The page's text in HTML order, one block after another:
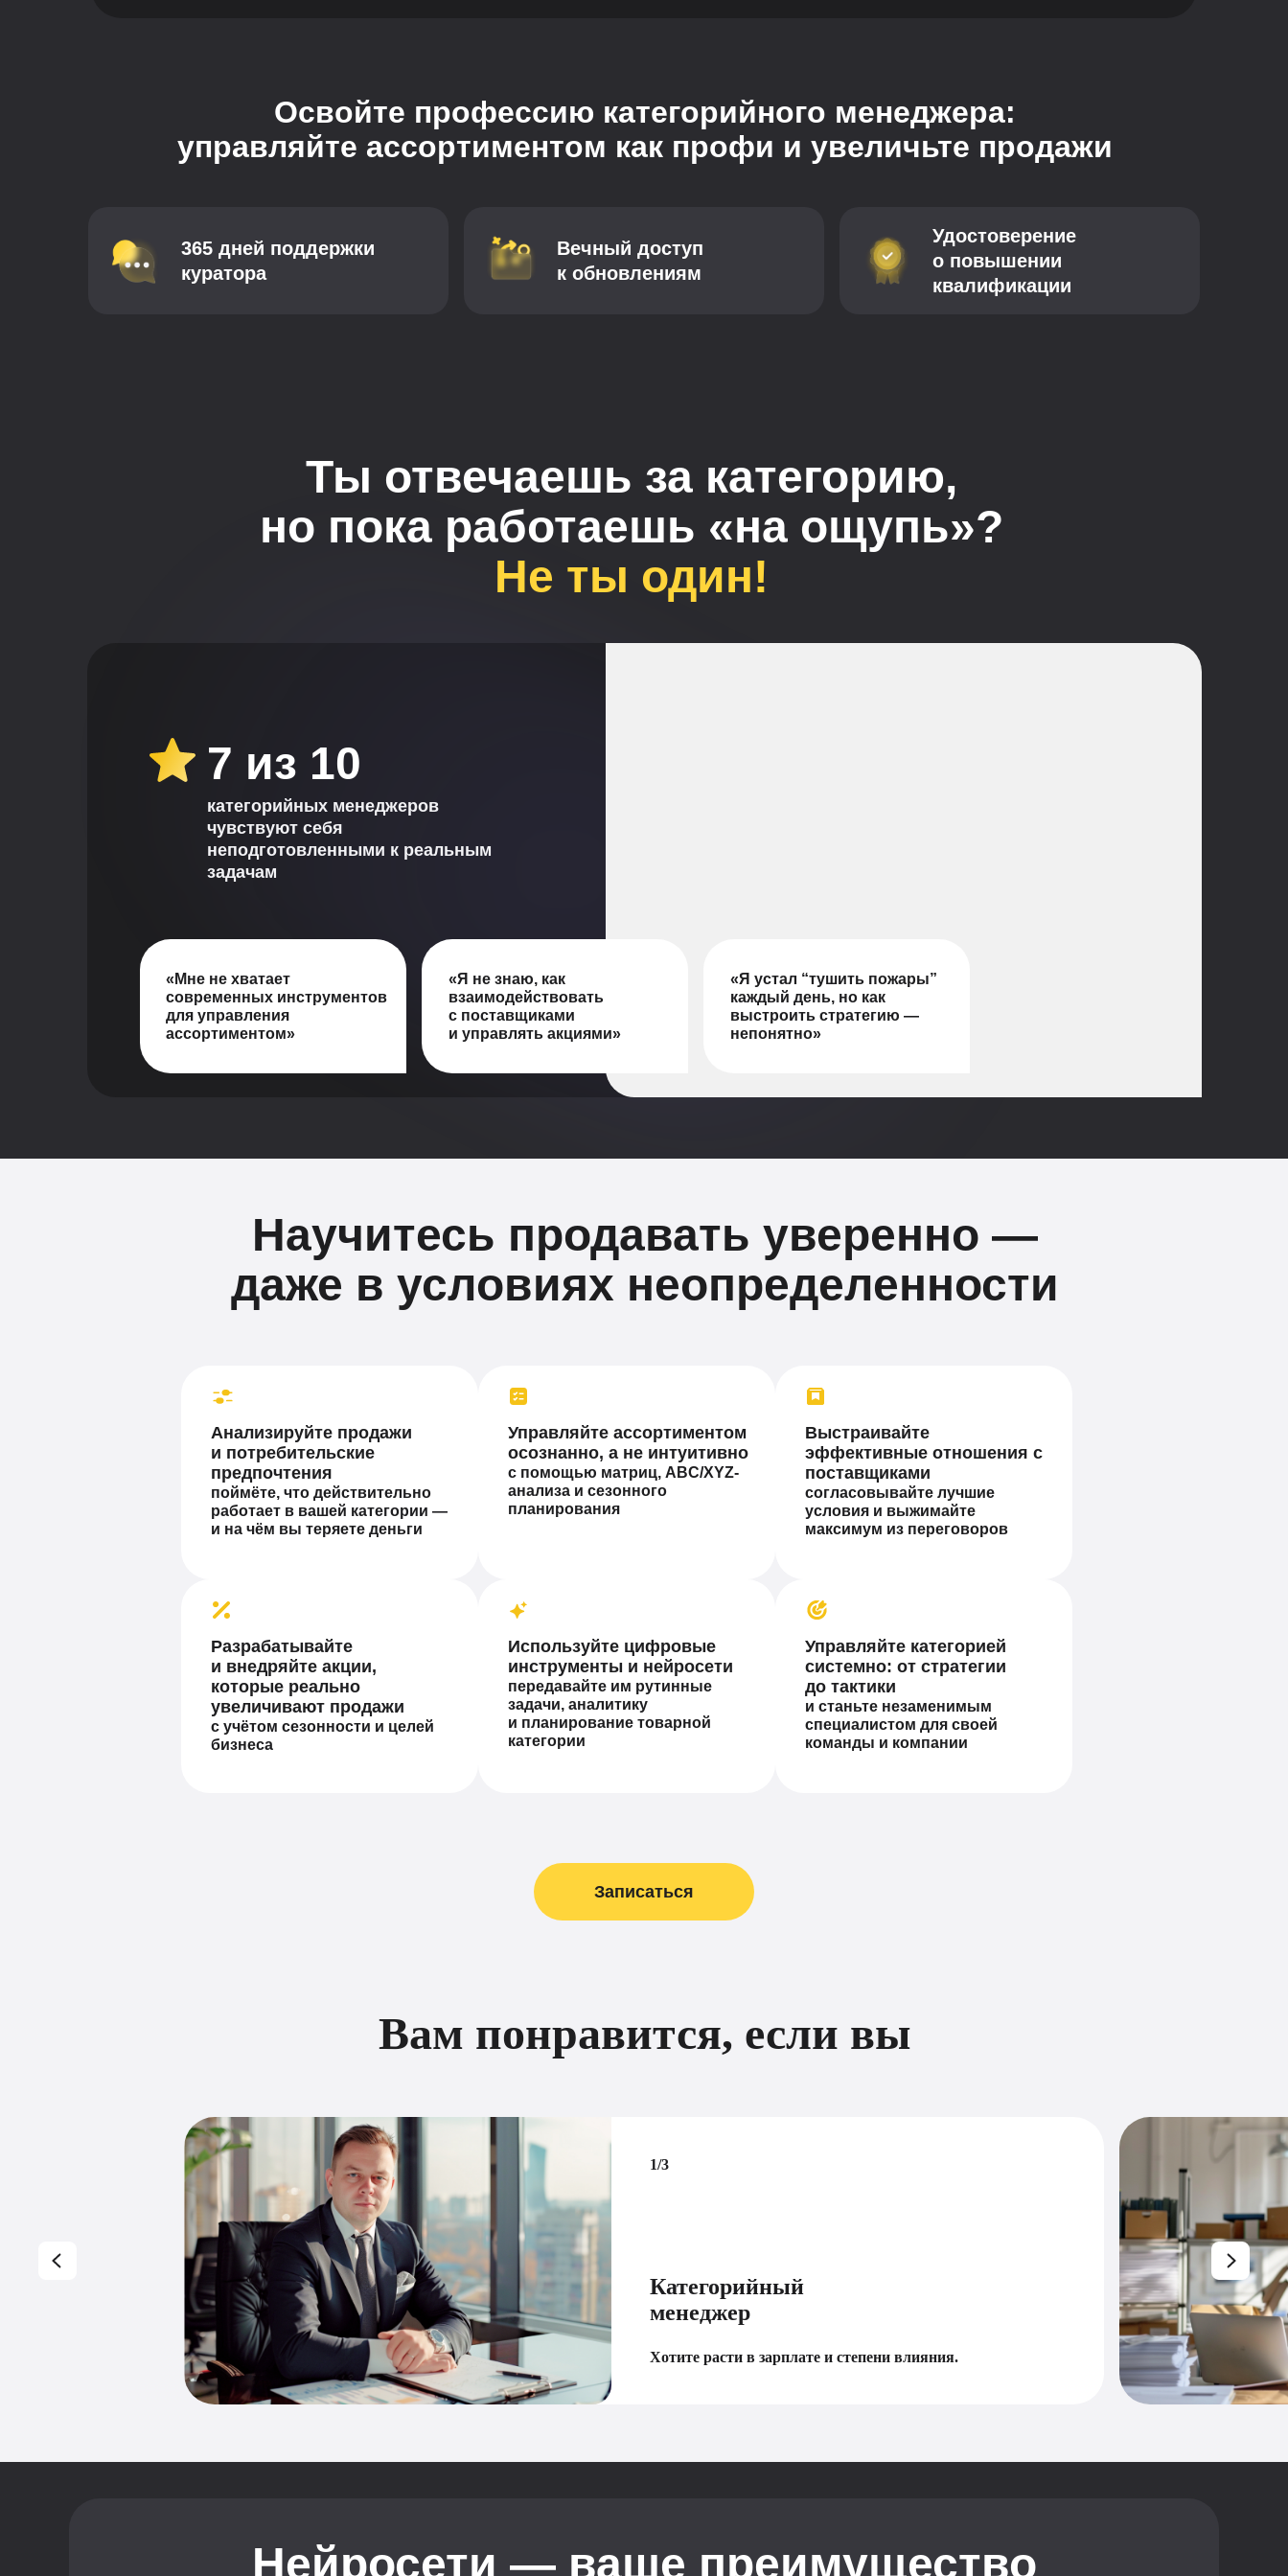
Вечный доступ
к обновлениям
Удостоверение
о повышении
квалификации
365 дней поддержки
куратора
Освойте профессию категорийного менеджера:
управляйте ассортиментом как профи и увеличьте продажи
«Мне не хватает
современных инструментов
для управления
ассортиментом»
категорийных менеджеров
чувствуют себя
неподготовленными к реальным
задачам
7 из 10
«Я не знаю, как
взаимодействовать
с поставщиками
и управлять акциями»
«Я устал “тушить пожары”
каждый день, но как
выстроить стратегию —
непонятно»
Ты отвечаешь за категорию,
но пока работаешь «на ощупь»?
Не ты один!
Записаться
Анализируйте продажи
и потребительские
предпочтения
поймёте, что действительно
работает в вашей категории —
и на чём вы теряете деньги
Управляйте ассортиментом
осознанно, а не интуитивно
с помощью матриц, ABC/XYZ-
анализа и сезонного
планирования
Выстраивайте
эффективные отношения с
поставщиками
согласовывайте лучшие
условия и выжимайте
максимум из переговоров
Разрабатывайте
и внедряйте акции,
которые реально
увеличивают продажи
с учётом сезонности и целей
бизнеса
Используйте цифровые
инструменты и нейросети
передавайте им рутинные
задачи, аналитику
и планирование товарной
категории
Управляйте категорией
системно: от стратегии
до тактики
и станьте незаменимым
специалистом для своей
команды и компании
Научитесь продавать уверенно —
даже в условиях неопределенности
Вам понравится, если вы
1/3
Категорийный
менеджер
Хотите расти в зарплате и степени влияния.
Нейросети — ваше преимущество